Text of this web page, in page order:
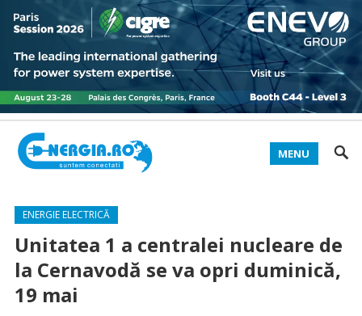
MENU
ENERGIE ELECTRICĂ
Unitatea 1 a centralei nucleare de
la Cernavodă se va opri duminică,
19 mai